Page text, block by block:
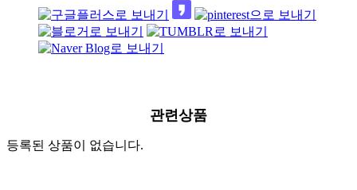
관련상품
등록된 상품이 없습니다.